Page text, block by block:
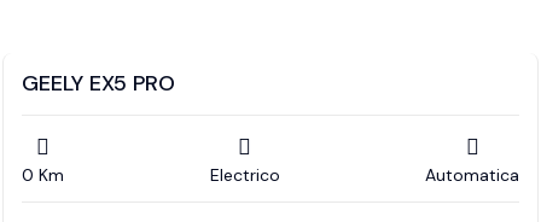
GEELY EX5 PRO
0 Km Electrico Automatica